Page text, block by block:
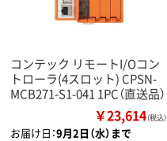
コンテック リモートI/Oコン
トローラ(4スロット) CPSN-
MCB271-S1-041 1PC（直送品）
￥23,614（税込）
お届け日：9月2日（水）まで